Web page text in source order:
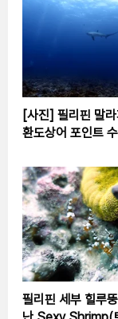
[사진] 필리핀 말
환도상어 포인트
필리핀 세부 힐루